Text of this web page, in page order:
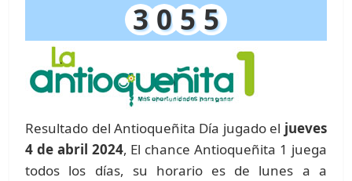
3 0 5 5
Resultado del Antioqueñita Día jugado el jueves
4 de abril 2024, El chance Antioqueñita 1 juega
todos los días, su horario es de lunes a a